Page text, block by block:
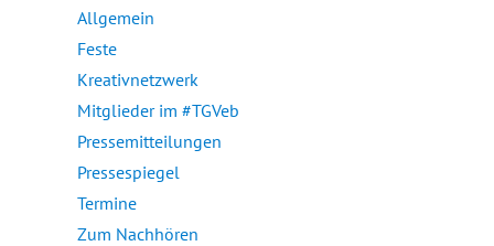
Allgemein
Feste
Kreativnetzwerk
Mitglieder im #TGVeb
Pressemitteilungen
Pressespiegel
Termine
Zum Nachhören